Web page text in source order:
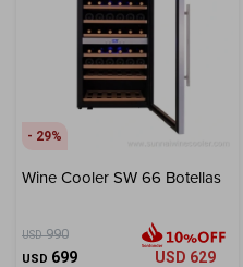
29
Wine Cooler SW 66 Botellas
USD 990
USD 699 USD 629
TV y Audio Monitores
Gaming